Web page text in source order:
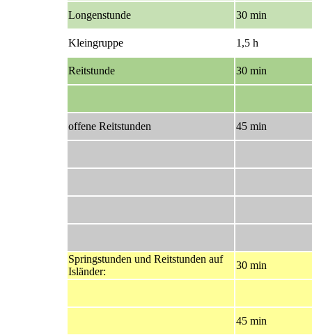
Longenstunde
30 min
Kleingruppe 1,5 h
Reitstunde 30 min
offene Reitstunden 45 min
Springstunden und Reitstunden auf
Isländer:
30 min
45 min